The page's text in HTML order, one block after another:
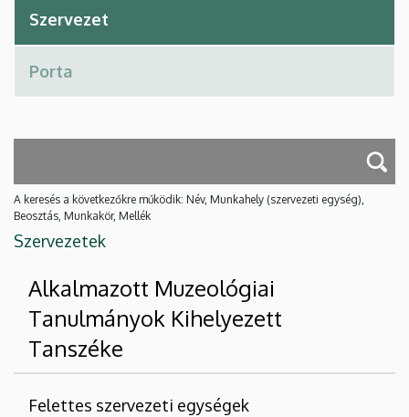
A keresés a következőkre működik: Név, Munkahely (szervezeti egység),
Beosztás, Munkakör, Mellék
Szervezetek
Alkalmazott Muzeológiai
Tanulmányok Kihelyezett
Tanszéke
Felettes szervezeti egységek